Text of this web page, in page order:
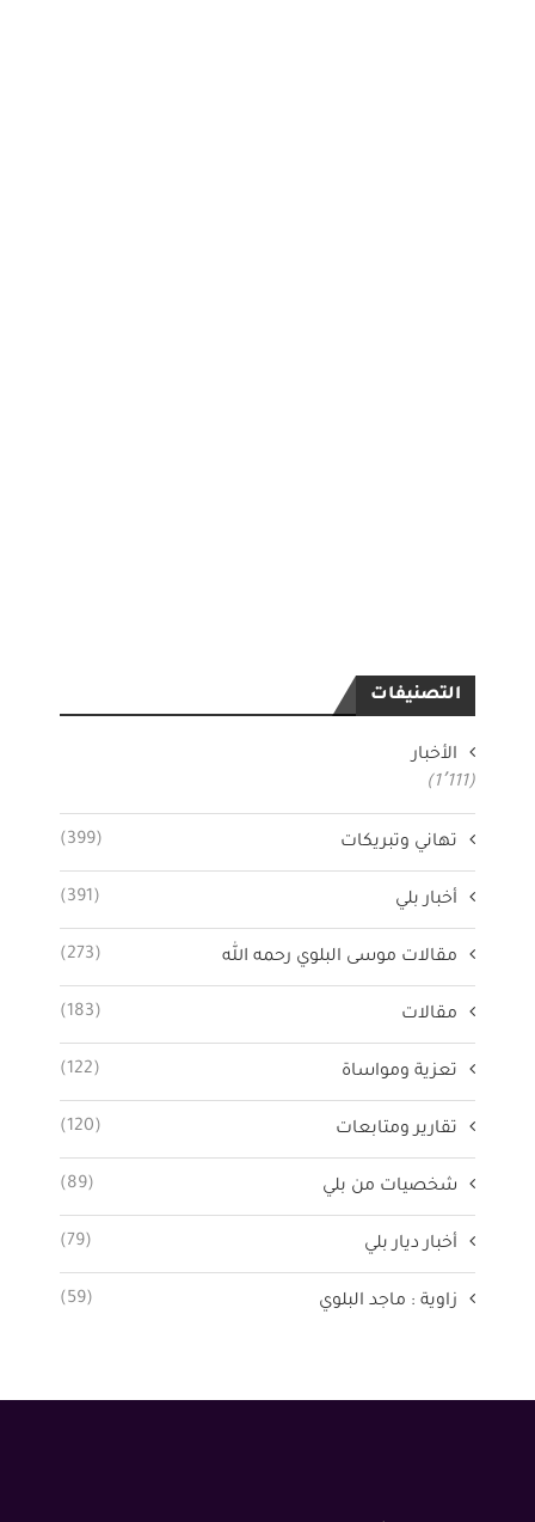
التصنيفات
الأخبار
(1٬111)
تهاني وتبريكات (399)
أخبار بلي (391)
مقالات موسى البلوي رحمه الله (273)
مقالات (183)
تعزية ومواساة (122)
تقارير ومتابعات (120)
شخصيات من بلي (89)
أخبار ديار بلي (79)
زاوية : ماجد البلوي (59)